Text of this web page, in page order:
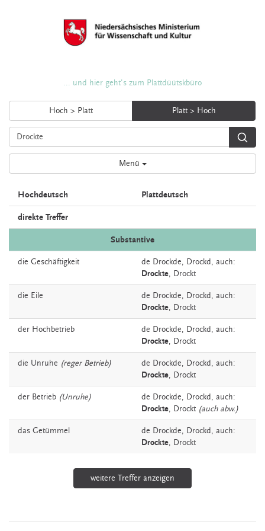
... und hier geht's zum Plattdüütskbüro
Hoch > Platt Platt > Hoch
Menü
Hochdeutsch Plattdeutsch
direkte Treffer
Substantive
die Geschäftigkeit de Drockde, Drockd, auch:
Drockte, Drockt
die Eile de Drockde, Drockd, auch:
Drockte, Drockt
der Hochbetrieb de Drockde, Drockd, auch:
Drockte, Drockt
die Unruhe (reger Betrieb) de Drockde, Drockd, auch:
Drockte, Drockt
der Betrieb (Unruhe) de Drockde, Drockd, auch:
Drockte, Drockt (auch abw.)
das Getümmel de Drockde, Drockd, auch:
Drockte, Drockt
weitere Treffer anzeigen